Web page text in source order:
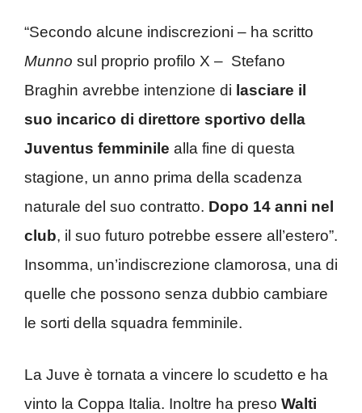
“Secondo alcune indiscrezioni – ha scritto
Munno sul proprio profilo X – Stefano
Braghin avrebbe intenzione di lasciare il
suo incarico di direttore sportivo della
Juventus femminile alla fine di questa
stagione, un anno prima della scadenza
naturale del suo contratto. Dopo 14 anni nel
club, il suo futuro potrebbe essere all’estero”.
Insomma, un’indiscrezione clamorosa, una di
quelle che possono senza dubbio cambiare
le sorti della squadra femminile.
La Juve è tornata a vincere lo scudetto e ha
vinto la Coppa Italia. Inoltre ha preso Walti